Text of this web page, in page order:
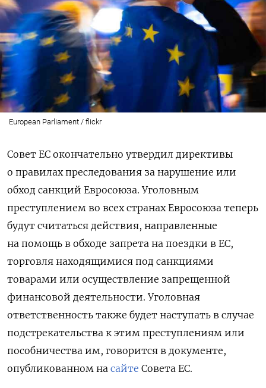
European Parliament / flickr
Совет ЕС окончательно утвердил директивы
о правилах преследования за нарушение или
обход санкций Евросоюза. Уголовным
преступлением во всех странах Евросоюза теперь
будут считаться действия, направленные
на помощь в обходе запрета на поездки в ЕС,
торговля находящимися под санкциями
товарами или осуществление запрещенной
финансовой деятельности. Уголовная
ответственность также будет наступать в случае
подстрекательства к этим преступлениям или
пособничества им, говорится в документе,
опубликованном на сайте Совета ЕС.